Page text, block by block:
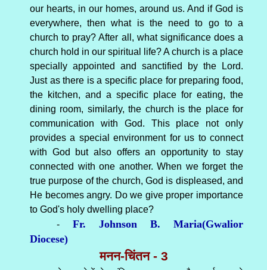
our hearts, in our homes, around us. And if God is
everywhere, then what is the need to go to a
church to pray? After all, what significance does a
church hold in our spiritual life? A church is a place
specially appointed and sanctified by the Lord.
Just as there is a specific place for preparing food,
the kitchen, and a specific place for eating, the
dining room, similarly, the church is the place for
communication with God. This place not only
provides a special environment for us to connect
with God but also offers an opportunity to stay
connected with one another. When we forget the
true purpose of the church, God is displeased, and
He becomes angry. Do we give proper importance
to God's holy dwelling place?
-Fr. Johnson B. Maria(Gwalior
Diocese)
मनन-चिंतन - 3